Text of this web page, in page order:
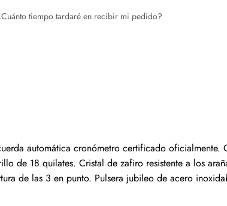
tiempo tardaré en recibir mi pedido?
automática cronómetro certificado
de 18 quilates. Cristal de zafiro resistente a los
de las 3 en punto. Pulsera jubileo de acero